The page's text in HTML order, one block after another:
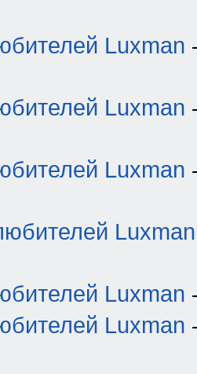
Luxman
Luxman
Luxman
Luxman
Luxman
Luxman